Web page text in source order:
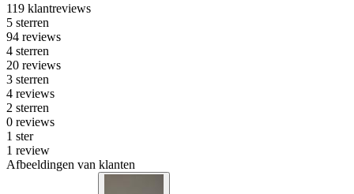
119 klantreviews
5 sterren
94 reviews
4 sterren
20 reviews
3 sterren
4 reviews
2 sterren
0 reviews
1 ster
1 review
Afbeeldingen van klanten